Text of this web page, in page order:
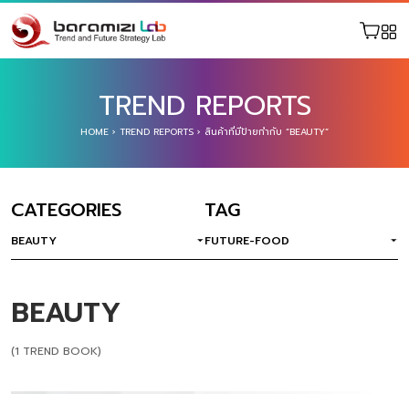
TREND REPORTS
HOME › TREND REPORTS › สินค้าที่มีป้ายกำกับ “BEAUTY”
CATEGORIES
BEAUTY
TAG
FUTURE-FOOD
BEAUTY
(1 TREND BOOK)